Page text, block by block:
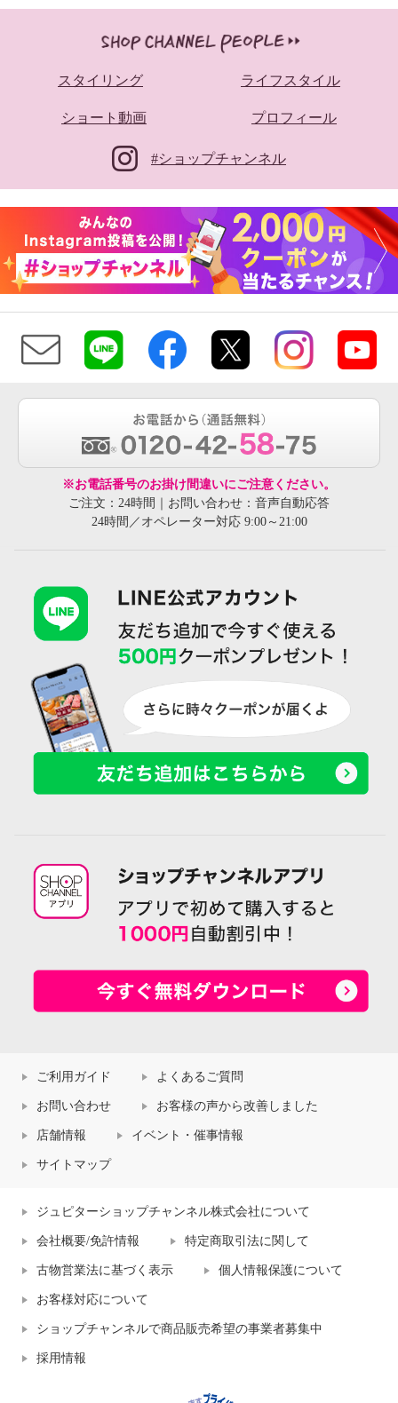
スタイリング ライフスタイル
ショート動画 プロフィール
#ショップチャンネル
※お電話番号のお掛け間違いにご注意ください。
ご注文：24時間｜お問い合わせ：音声自動応答
24時間／オペレーター対応 9:00～21:00
ご利用ガイド よくあるご質問
お問い合わせ お客様の声から改善しました
店舗情報 イベント・催事情報
サイトマップ
ジュピターショップチャンネル株式会社について
会社概要/免許情報 特定商取引法に関して
古物営業法に基づく表示 個人情報保護について
お客様対応について
ショップチャンネルで商品販売希望の事業者募集中
採用情報